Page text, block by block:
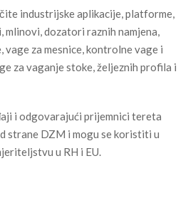
industrijske aplikacije, platforme,
mlinovi, dozatori raznih namjena,
vage za mesnice, kontrolne vage i
za vaganje stoke, željeznih profila i
i odgovarajući prijemnici tereta
strane DZM i mogu se koristiti u
u RH i EU.